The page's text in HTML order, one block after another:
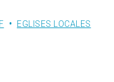
EGLISES LOCALES